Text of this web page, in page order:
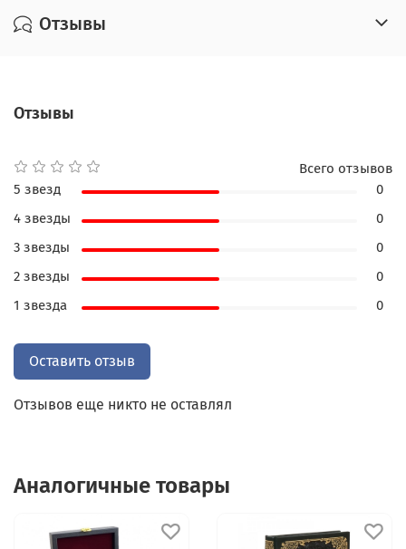
Отзывы
Отзывы
Отзывов еще никто не оставлял
Всего отзывов
5 звезд
0
4 звезды
0
3 звезды
0
2 звезды
0
1 звезда
0
Оставить отзыв
Аналогичные товары